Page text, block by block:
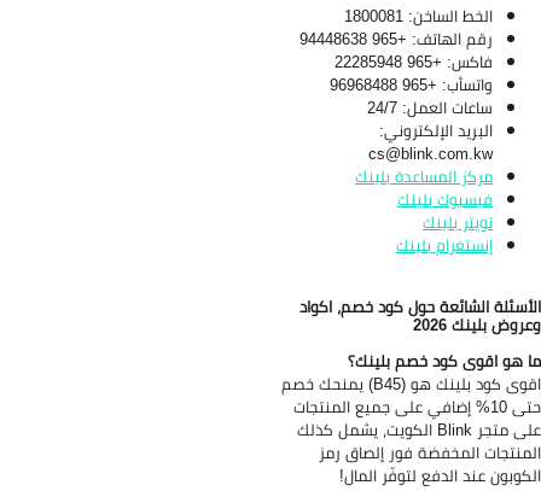
الخط الساخن: 1800081
رقم الهاتف: +965 94448638
فاكس: +965 22285948
واتسأب: +965 96968488
ساعات العمل: 24/7
البريد الإلكتروني:
cs@blink.com.kw
مركز المساعدة بلينك
فيسبوك بلينك
تويتر بلينك
إنستغرام بلينك
الشائعة حول كود خصم، اكواد
بلينك 2026
هو اقوى كود خصم بلينك؟
اقوى كود بلينك هو (B45) يمنحك خصم
حتى 10% إضافي على جميع المنتجات
على متجر Blink الكويت، يشمل كذلك
المخفضة فور إلصاق رمز
عند الدفع لتوفّر المال!